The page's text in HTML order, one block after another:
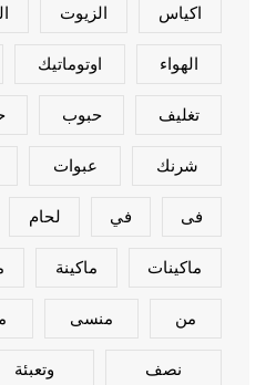
اكياس الزيوت
الهواء اوتوماتيك
تغليف حبوب
شرنك عبوات
فى في لحام
ماكينات ماكينة
من منسى
نصف وتعبئة